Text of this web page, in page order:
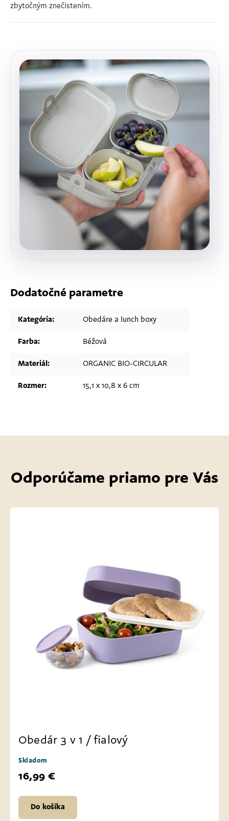
zbytočným znečistením.
Dodatočné parametre
Kategória: Obedáre a lunch boxy
Farba: Béžová
Materiál: ORGANIC BIO-CIRCULAR
Rozmer: 15,1 x 10,8 x 6 cm
Odporúčame priamo pre Vás
Obedár 3 v 1 / fialový
Skladom
16,99 €
Do košíka